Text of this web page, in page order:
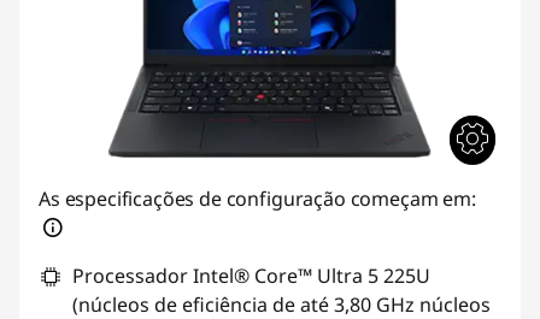
As especificações de configuração começam em:
Processador Intel® Core™ Ultra 5 225U
(núcleos de eficiência de até 3,80 GHz núcleos